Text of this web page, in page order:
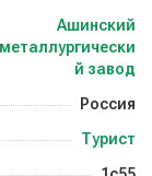
Ашинский
металлургически
й завод
Россия
Турист